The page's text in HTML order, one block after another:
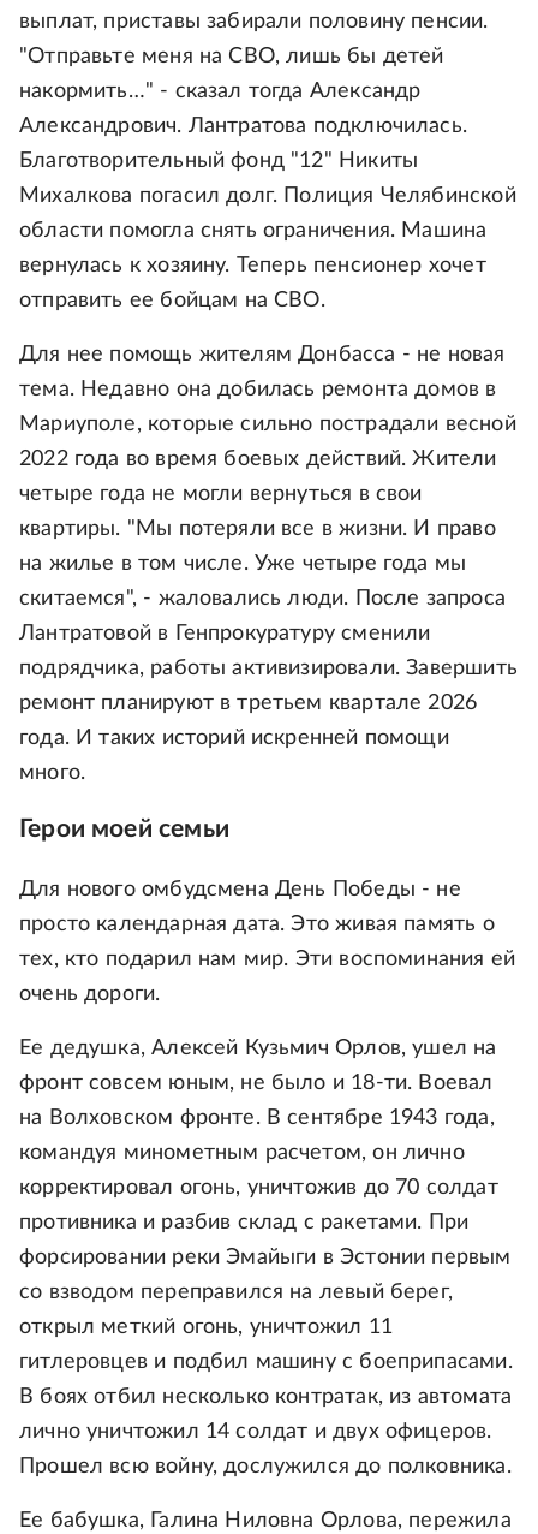
выплат, приставы забирали половину пенсии.
"Отправьте меня на СВО, лишь бы детей
накормить…" - сказал тогда Александр
Александрович. Лантратова подключилась.
Благотворительный фонд "12" Никиты
Михалкова погасил долг. Полиция Челябинской
области помогла снять ограничения. Машина
вернулась к хозяину. Теперь пенсионер хочет
отправить ее бойцам на СВО.
Для нее помощь жителям Донбасса - не новая
тема. Недавно она добилась ремонта домов в
Мариуполе, которые сильно пострадали весной
2022 года во время боевых действий. Жители
четыре года не могли вернуться в свои
квартиры. "Мы потеряли все в жизни. И право
на жилье в том числе. Уже четыре года мы
скитаемся", - жаловались люди. После запроса
Лантратовой в Генпрокуратуру сменили
подрядчика, работы активизировали. Завершить
ремонт планируют в третьем квартале 2026
года. И таких историй искренней помощи
много.
Герои моей семьи
Для нового омбудсмена День Победы - не
просто календарная дата. Это живая память о
тех, кто подарил нам мир. Эти воспоминания ей
очень дороги.
Ее дедушка, Алексей Кузьмич Орлов, ушел на
фронт совсем юным, не было и 18-ти. Воевал
на Волховском фронте. В сентябре 1943 года,
командуя минометным расчетом, он лично
корректировал огонь, уничтожив до 70 солдат
противника и разбив склад с ракетами. При
форсировании реки Эмайыги в Эстонии первым
со взводом переправился на левый берег,
открыл меткий огонь, уничтожил 11
гитлеровцев и подбил машину с боеприпасами.
В боях отбил несколько контратак, из автомата
лично уничтожил 14 солдат и двух офицеров.
Прошел всю войну, дослужился до полковника.
Ее бабушка, Галина Ниловна Орлова, пережила